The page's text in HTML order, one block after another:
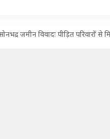
जमीन विवादः पीड़ित परिवारों